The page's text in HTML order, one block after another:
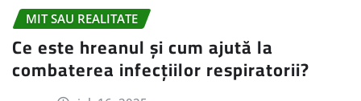
MIT SAU REALITATE
Ce este hreanul și cum ajută la
combaterea infecțiilor respiratorii?